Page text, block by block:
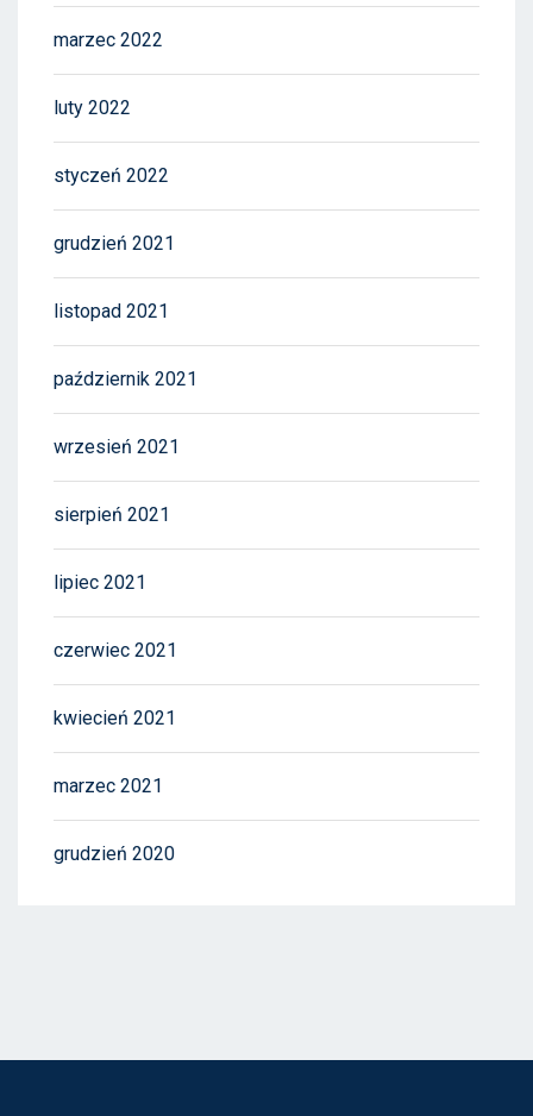
marzec 2022
luty 2022
styczeń 2022
grudzień 2021
listopad 2021
październik 2021
wrzesień 2021
sierpień 2021
lipiec 2021
czerwiec 2021
kwiecień 2021
marzec 2021
grudzień 2020